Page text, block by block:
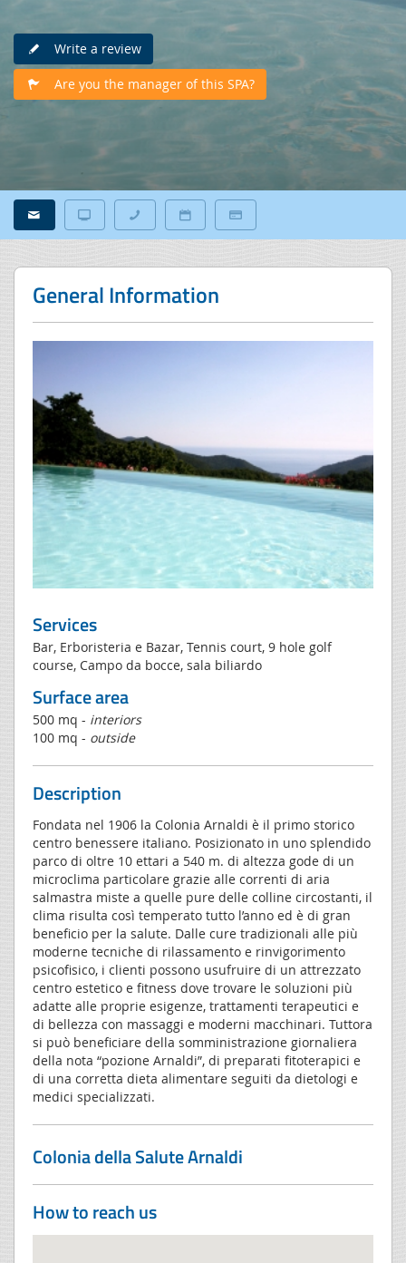
Write a review
Are you the manager of this SPA?
General Information
Services
Bar, Erboristeria e Bazar, Tennis court, 9 hole golf
course, Campo da bocce, sala biliardo
Surface area
500 mq - interiors
100 mq - outside
Description
Fondata nel 1906 la Colonia Arnaldi è il primo storico
centro benessere italiano. Posizionato in uno splendido
parco di oltre 10 ettari a 540 m. di altezza gode di un
microclima particolare grazie alle correnti di aria
salmastra miste a quelle pure delle colline circostanti, il
clima risulta così temperato tutto l’anno ed è di gran
beneficio per la salute. Dalle cure tradizionali alle più
moderne tecniche di rilassamento e rinvigorimento
psicofisico, i clienti possono usufruire di un attrezzato
centro estetico e fitness dove trovare le soluzioni più
adatte alle proprie esigenze, trattamenti terapeutici e
di bellezza con massaggi e moderni macchinari. Tuttora
si può beneficiare della somministrazione giornaliera
della nota “pozione Arnaldi”, di preparati fitoterapici e
di una corretta dieta alimentare seguiti da dietologi e
medici specializzati.
Colonia della Salute Arnaldi
How to reach us